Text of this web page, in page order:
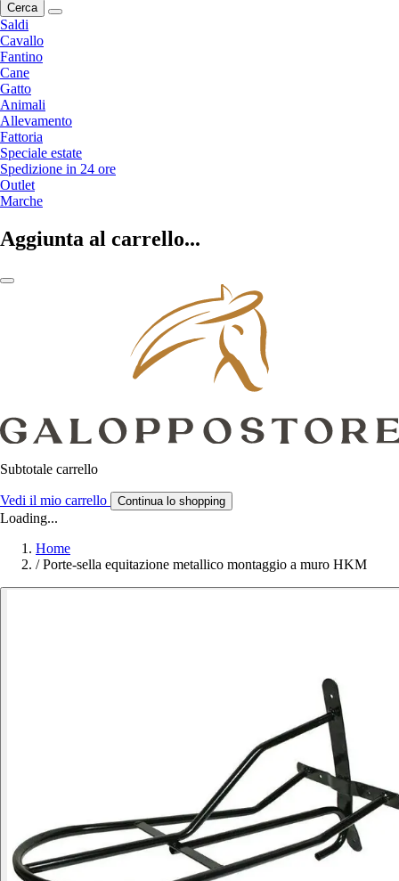
Cerca
Saldi
Cavallo
Fantino
Cane
Gatto
Animali
Allevamento
Fattoria
Speciale estate
Spedizione in 24 ore
Outlet
Marche
Aggiunta al carrello...
Subtotale carrello
Vedi il mio carrello Continua lo shopping
Loading...
Home
/ Porte-sella equitazione metallico montaggio a muro HKM